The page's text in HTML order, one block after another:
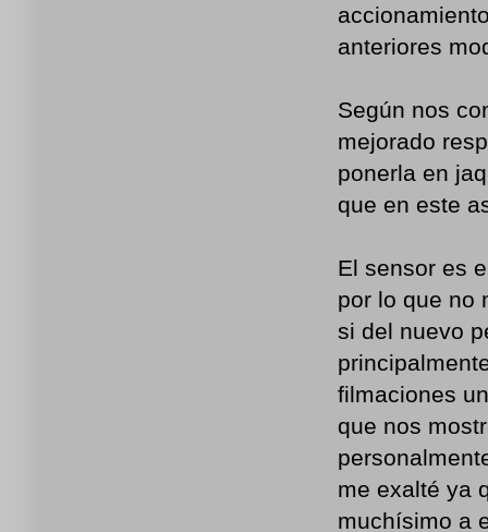
anteriores
Según nos
mejorado
ponerla en
que en este
El sensor es
por lo que no
si del nuevo
filmaciones
que nos
me exalté ya
muchísimo a